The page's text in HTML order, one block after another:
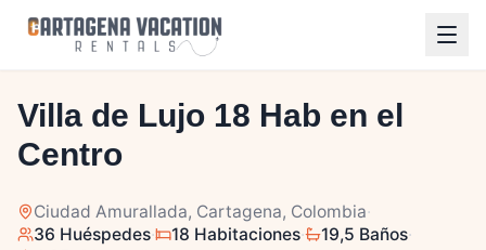
/40
Villa de Lujo 18 Hab en el
Centro
Ciudad Amurallada, Cartagena, Colombia·
36 Huéspedes· 18 Habitaciones· 19,5 Baños·